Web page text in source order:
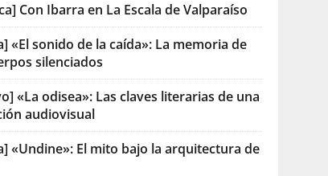
Con Ibarra en La Escala de Valparaíso
«El sonido de la caída»: La memoria de
silenciados
«La odisea»: Las claves literarias de una
audiovisual
«Undine»: El mito bajo la arquitectura de